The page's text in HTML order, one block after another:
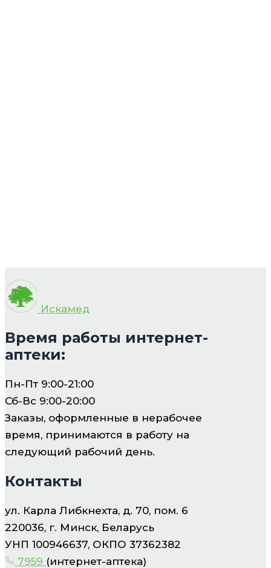
Искамед
Время работы интернет-
аптеки:
Пн-Пт 9:00-21:00
Сб-Вс 9:00-20:00
Заказы, оформленные в нерабочее
время, принимаются в работу на
следующий рабочий день.
Контакты
ул. Карла Либкнехта, д. 70, пом. 6
220036, г. Минск, Беларусь
УНП 100946637, ОКПО 37362382
7959 (интернет-аптека)